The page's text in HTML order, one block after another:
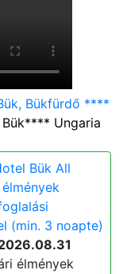
Bükfürdő ****
Ungaria
Bük All
(min. 3 noapte)
élmények